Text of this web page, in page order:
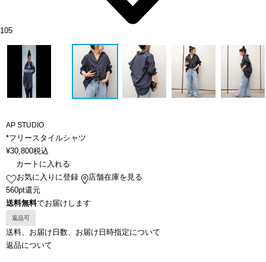
105
AP STUDIO
*フリースタイルシャツ
¥30,800税込
カートに入れる
お気に入りに登録
店舗在庫を見る
560pt還元
送料無料でお届けします
返品可
送料、お届け日数、お届け日時指定について
返品について